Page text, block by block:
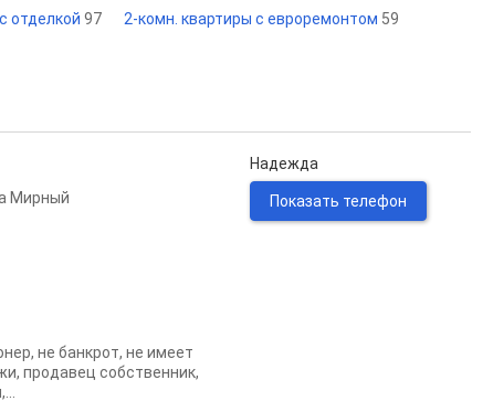
отделкой 97 2-комн. квартиры с евроремонтом 59
Мирный
не банкрот, не имеет
продавец собственник,
Надежда
Показать телефон